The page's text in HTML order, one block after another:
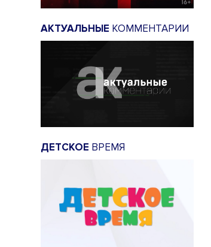
АКТУАЛЬНЫЕ КОММЕНТАРИИ
ДЕТСКОЕ ВРЕМЯ